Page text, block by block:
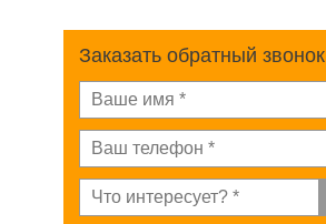
Заказать обратный звонок